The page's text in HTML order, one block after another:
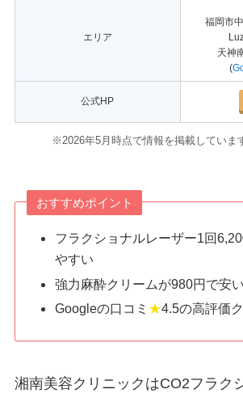
エリア
福岡市
天神
(
公式HP
※2026年5月時点で情報を掲載していま
おすすめポイント
フラクショナルレーザー1回
やすい
強力麻酔クリームが980円で安い
Googleの口コミ ★4.5の高評価
湘南美容クリニックはCO2フラク